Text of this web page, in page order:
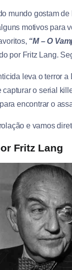
mundo gostam de
motivos para
“M – O
por Fritz Lang.
leva o terror a
capturar o serial
encontrar o
e vamos
Fritz Lang